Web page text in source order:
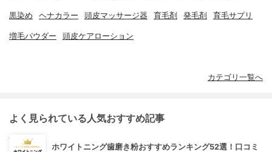
黒染め ヘナカラー 頭皮マッサージ器 育毛剤 発毛剤 育毛サプリ
増毛パウダー 頭皮ケアローション
カテゴリ一覧へ
よく見られている人気おすすめ記事
ホワイトニング歯磨き粉おすすめランキング52選！口コミ